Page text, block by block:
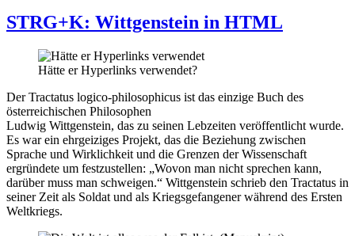
STRG+K: Wittgenstein in HTML
Hätte er Hyperlinks verwendet?
Der Tractatus logico-philosophicus ist das einzige Buch des
österreichischen Philosophen
Ludwig Wittgenstein, das zu seinen Lebzeiten veröffentlicht wurde.
Es war ein ehrgeiziges Projekt, das die Beziehung zwischen
Sprache und Wirklichkeit und die Grenzen der Wissenschaft
ergründete um festzustellen: „Wovon man nicht sprechen kann,
darüber muss man schweigen.“ Wittgenstein schrieb den Tractatus in
seiner Zeit als Soldat und als Kriegsgefangener während des Ersten
Weltkriegs.